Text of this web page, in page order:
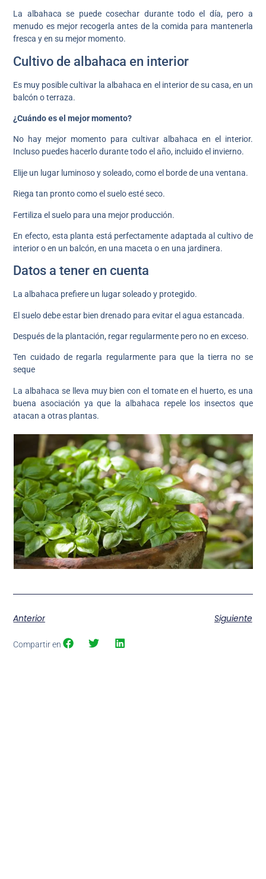
La albahaca se puede cosechar durante todo el día, pero a
menudo es mejor recogerla antes de la comida para mantenerla
fresca y en su mejor momento.
Cultivo de albahaca en interior
Es muy posible cultivar la albahaca en el interior de su casa, en un
balcón o terraza.
¿Cuándo es el mejor momento?
No hay mejor momento para cultivar albahaca en el interior.
Incluso puedes hacerlo durante todo el año, incluido el invierno.
Elije un lugar luminoso y soleado, como el borde de una ventana.
Riega tan pronto como el suelo esté seco.
Fertiliza el suelo para una mejor producción.
En efecto, esta planta está perfectamente adaptada al cultivo de
interior o en un balcón, en una maceta o en una jardinera.
Datos a tener en cuenta
La albahaca prefiere un lugar soleado y protegido.
El suelo debe estar bien drenado para evitar el agua estancada.
Después de la plantación, regar regularmente pero no en exceso.
Ten cuidado de regarla regularmente para que la tierra no se
seque
La albahaca se lleva muy bien con el tomate en el huerto, es una
buena asociación ya que la albahaca repele los insectos que
atacan a otras plantas.
Anterior Siguiente
Compartir en